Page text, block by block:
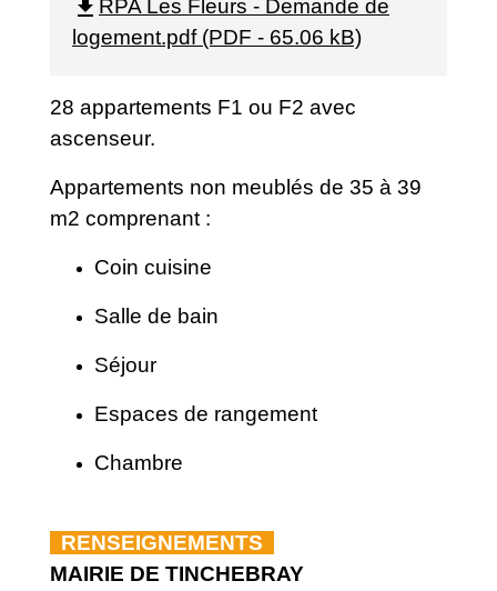
file_download RPA Les Fleurs - Demande de
logement.pdf (PDF - 65.06 kB)
28 appartements F1 ou F2 avec
ascenseur.
Appartements non meublés de 35 à 39
m2 comprenant :
Coin cuisine
Salle de bain
Séjour
Espaces de rangement
Chambre
RENSEIGNEMENTS
MAIRIE DE TINCHEBRAY